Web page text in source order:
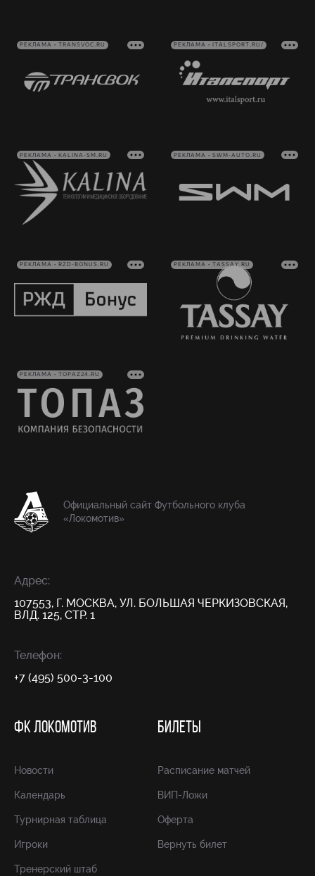
РЕКЛАМА • TRANSVOC.RU РЕКЛАМА • ITALSPORT.RU/
РЕКЛАМА • KALINA-SM.RU РЕКЛАМА • SWM-AUTO.RU
РЕКЛАМА • RZD-BONUS.RU РЕКЛАМА • TASSAY.RU
РЕКЛАМА • TOPAZ24.RU
Официальный сайт Футбольного клуба
«Локомотив»
Адрес:
107553, Г. МОСКВА, УЛ. БОЛЬШАЯ ЧЕРКИЗОВСКАЯ,
ВЛД. 125, СТР. 1
Телефон:
+7 (495) 500-3-100
ФК ЛОКОМОТИВ
Новости
Календарь
Турнирная таблица
Игроки
Тренерский штаб
БИЛЕТЫ
Расписание матчей
ВИП-Ложи
Оферта
Вернуть билет